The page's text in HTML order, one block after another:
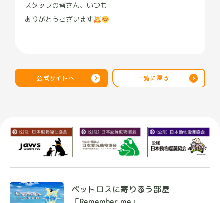
スタッフの皆さん、いつも
ありがとうございます
★★★★★ 9 か月前
飼ってた愛鳥が急死しました。
介された
ペット霊園は、遠いところばかりで、、、こちらに決
めました。
真摯で誠実な対応に感無量です。
公式サイトへ 一覧に戻る
ペットロスに寄り添う部屋